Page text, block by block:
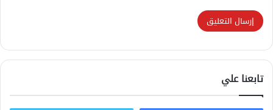
تابعنا علي